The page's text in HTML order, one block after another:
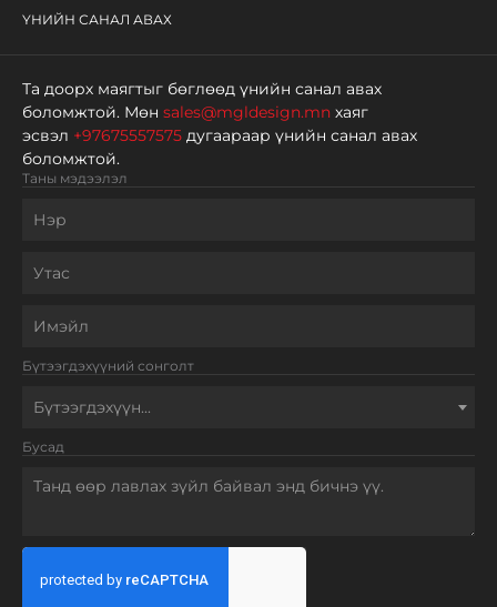
ҮНИЙН САНАЛ АВАХ
Та доорх маягтыг бөглөөд үнийн санал авах
боломжтой. Мөн sales@mgldesign.mn хаяг
эсвэл +97675557575 дугаараар үнийн санал авах
боломжтой.
Таны мэдээлэл
Бүтээгдэхүүний сонголт
Бүтээгдэхүүн...
Бусад